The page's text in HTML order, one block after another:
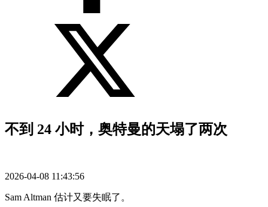
不到 24 小时，奥特曼的天塌了两次
2026-04-08 11:43:56
Sam Altman 估计又要失眠了。